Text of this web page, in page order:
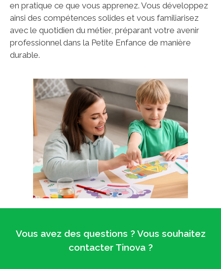
en pratique ce que vous apprenez. Vous développez
ainsi des compétences solides et vous familiarisez
avec le quotidien du métier, préparant votre avenir
professionnel dans la Petite Enfance de manière
durable.
Vous avez des questions ? Vous souhaitez
contacter Tinova ?